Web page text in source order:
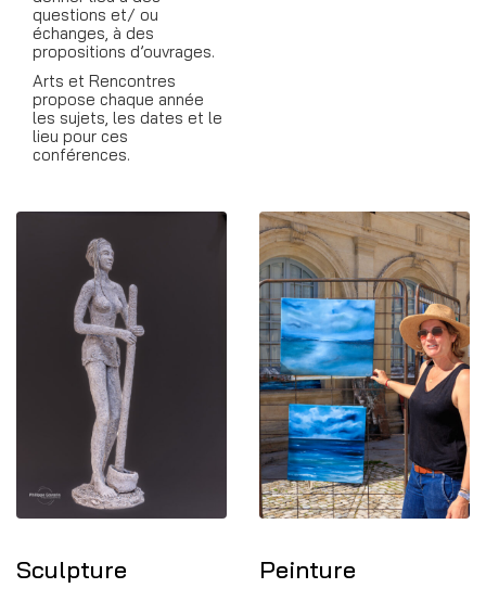
questions et/ ou
échanges, à des
propositions d’ouvrages.
Arts et Rencontres
propose chaque année
les sujets, les dates et le
lieu pour ces
conférences.
Sculpture Peinture